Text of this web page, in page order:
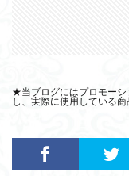
★当ブログにはプロモーシ
し、実際に使用している商